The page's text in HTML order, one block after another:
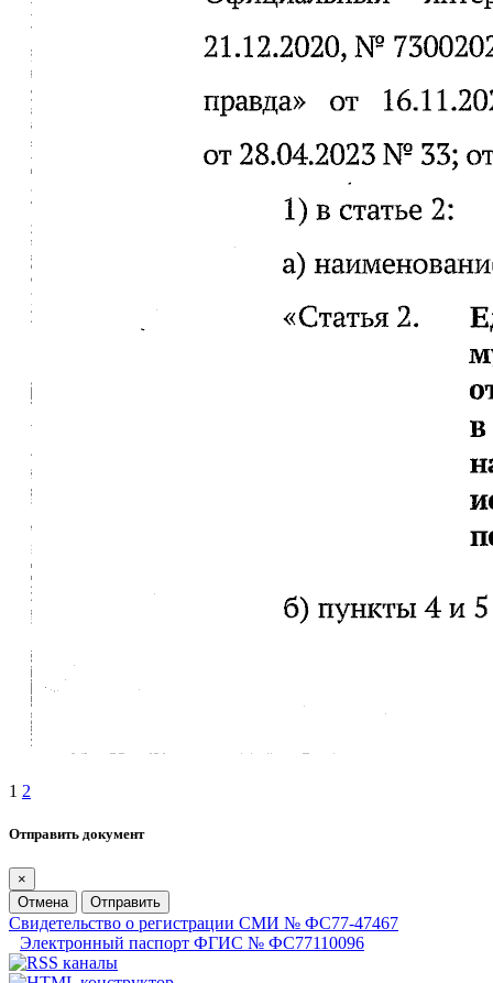
1 2
Отправить документ
×
Отмена
Отправить
Свидетельство о регистрации СМИ № ФС77-47467
Электронный паспорт ФГИС № ФС77110096